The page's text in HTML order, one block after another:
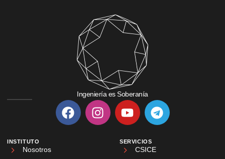
Ingeniería es Soberanía
INSTITUTO
Nosotros
SERVICIOS
CSICE